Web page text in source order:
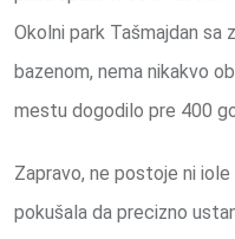
Okolni park Tašmajdan
bazenom, nema nikakvo
mestu dogodilo pre 400
Zapravo, ne postoje ni
pokušala da precizno